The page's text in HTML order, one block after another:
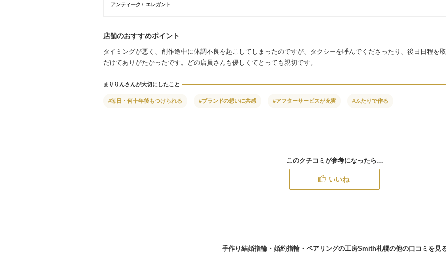
アンティーク
エレガント
店舗のおすすめポイント
タイミングが悪く、創作途中に体調不良を起こしてしまったのですが、タクシーを呼んでくださったり、後日日程を
だけてありがたかったです。どの店員さんも優しくてとっても親切です。
まりりんさんが大切にしたこと
#毎日・何十年後もつけられる #ブランドの想いに共感 #アフターサービスが充実 #ふたりで作る
このクチコミが参考になったら…
いいね
手作り結婚指輪・婚約指輪・ペアリングの工房Smith札幌の他の口コミを見